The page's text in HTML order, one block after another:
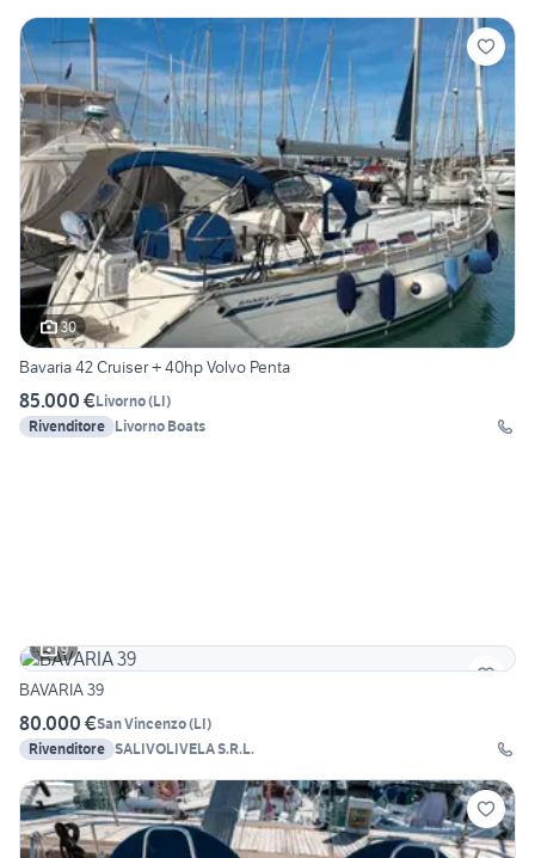
30
Bavaria 42 Cruiser + 40hp Volvo Penta
85.000 €Livorno(LI)
Rivenditore Livorno Boats
9
BAVARIA 39
80.000 €San Vincenzo(LI)
Rivenditore SALIVOLIVELA S.R.L.